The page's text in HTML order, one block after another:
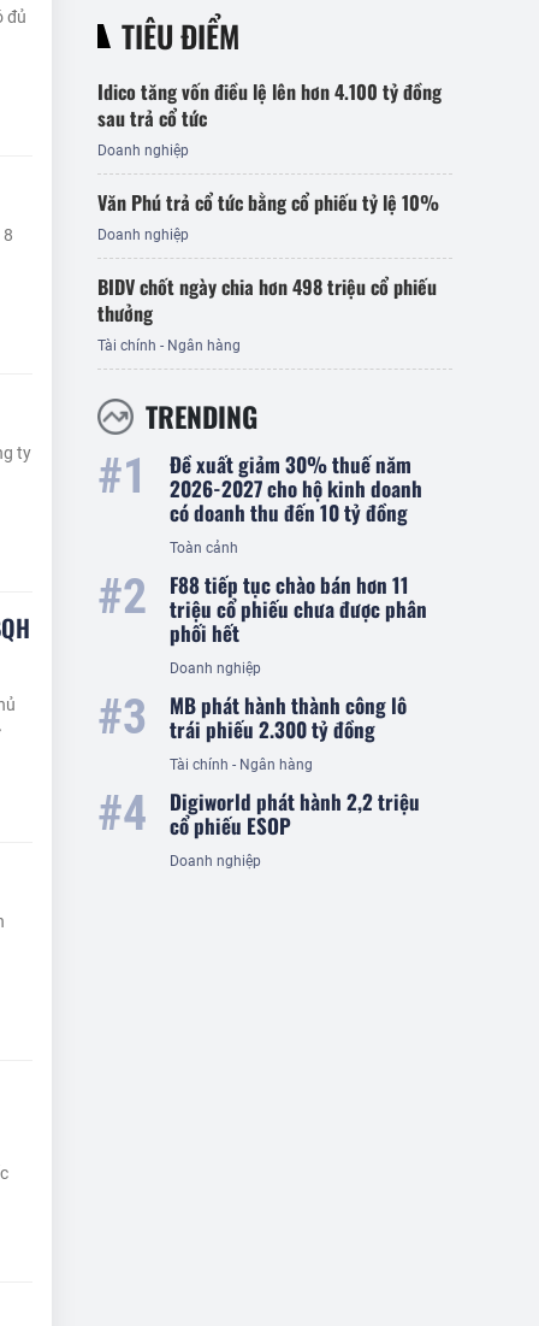
đủ
ty
TIÊU ĐIỂM
Idico tăng vốn điều lệ lên hơn 4.100 tỷ đồng
sau trả cổ tức
Doanh nghiệp
Văn Phú trả cổ tức bằng cổ phiếu tỷ lệ 10%
Doanh nghiệp
BIDV chốt ngày chia hơn 498 triệu cổ phiếu
thưởng
Tài chính - Ngân hàng
TRENDING
Đề xuất giảm 30% thuế năm
2026-2027 cho hộ kinh doanh
có doanh thu đến 10 tỷ đồng
Toàn cảnh
F88 tiếp tục chào bán hơn 11
triệu cổ phiếu chưa được phân
phối hết
Doanh nghiệp
MB phát hành thành công lô
trái phiếu 2.300 tỷ đồng
Tài chính - Ngân hàng
Digiworld phát hành 2,2 triệu
cổ phiếu ESOP
Doanh nghiệp